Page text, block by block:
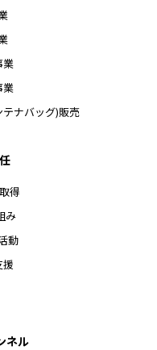
業
業
ナバッグ)販売
得
み
動
援
ネル